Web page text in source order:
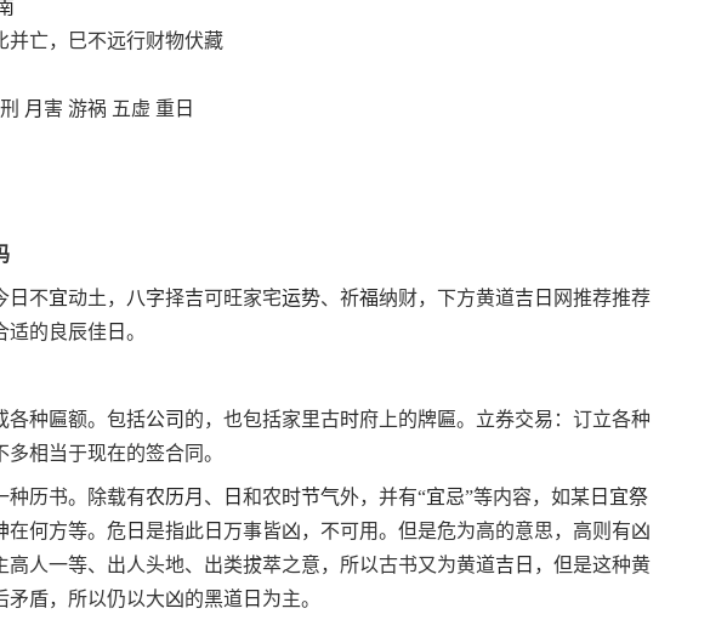
并亡，巳不远行财物伏藏
刑 月 害 游祸 五虚 重 日
日 不宜动土， 八字择吉可旺家宅运势、祈福纳财，下方黄道吉 日 网推荐推荐
适的良辰佳 日 。
各种匾额。包括公司 的，也包括家里古时府上的牌匾。立券交易：订立各种
相当于现在的签合同。
种历书。除载有农历月 、 日 和农时节气外，并有“宜忌”等内容，如某 日 宜祭
在何方等。危 日 是指此 日 万事皆凶，不可用。但是危为高的意思，高则有凶
高人一等、出人头地、出类拔萃之意，所以古书又为黄道吉 日 ，但是这种黄
矛盾，所以仍以大凶的黑道 日 为主。